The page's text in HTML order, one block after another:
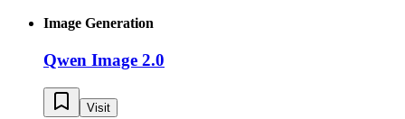
Image Generation
Qwen Image 2.0
Visit